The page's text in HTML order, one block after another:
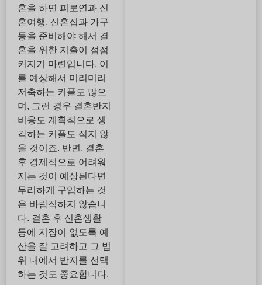
혼을 하면 피로연과 신
혼여행, 신혼집과 가구
등을 준비해야 해서 결
혼을 위한 지출이 점점
커지기 마련입니다. 이
를 예상해서 미리미리
저축하는 커플도 많으
며, 그런 경우 결혼반지
비용도 계획적으로 생
각하는 커플도 적지 않
을 것이죠. 반면, 결혼
후 경제적으로 어려워
지는 것이 예상된다면
무리하게 구입하는 것
은 바람직하지 않습니
다. 결혼 후 신혼생활
등에 지장이 없도록 예
산을 잘 고려하고 그 범
위 내에서 반지를 선택
하는 것도 중요합니다.